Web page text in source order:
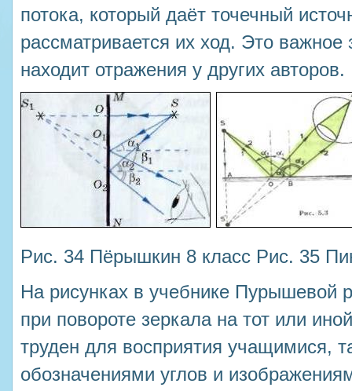
потока, который даёт точечный
рассматривается их ход. Это важное
находит отражения у других авторов.
Рис. 34 Пёрышкин 8 класс Рис. 35
На рисунках в учебнике Пурышевой
при повороте зеркала на тот или
труден для восприятия учащимися,
обозначениями углов и